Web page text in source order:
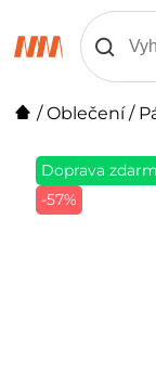
/Oblečení/
Doprava
-57%